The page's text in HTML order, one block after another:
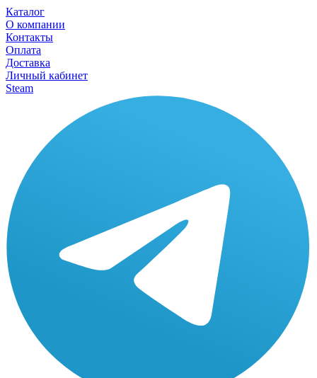
Каталог
О компании
Контакты
Оплата
Доставка
Личный кабинет
Steam